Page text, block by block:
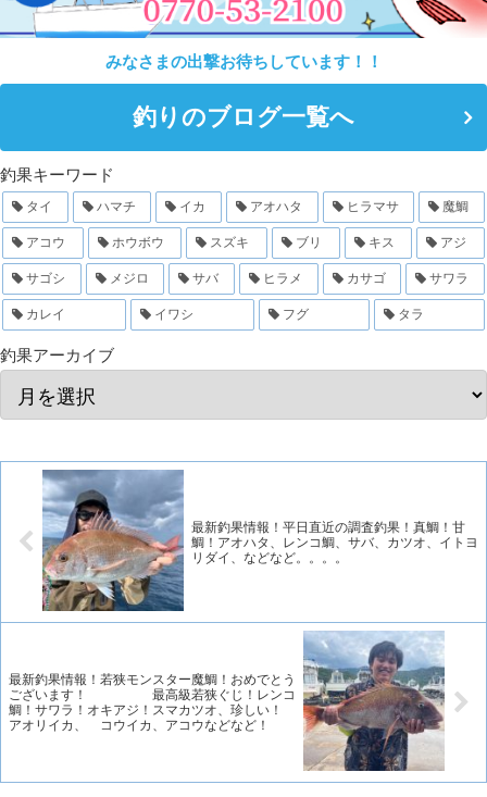
みなさまの出撃お待ちしています！！
釣りのブログ一覧へ
釣果キーワード
タイ ハマチ イカ アオハタ ヒラマサ 魔鯛
アコウ ホウボウ スズキ ブリ キス アジ
サゴシ メジロ サバ ヒラメ カサゴ サワラ
カレイ イワシ フグ タラ
釣果アーカイブ
最新釣果情報！平日直近の調査釣果！真鯛！甘
鯛！アオハタ、レンコ鯛、サバ、カツオ、イトヨ
リダイ、などなど。。。。
最新釣果情報！若狭モンスター魔鯛！おめでとう
ございます！ 最高級若狭ぐじ！レンコ
鯛！サワラ！オキアジ！スマカツオ、珍しい！
アオリイカ、 コウイカ、アコウなどなど！